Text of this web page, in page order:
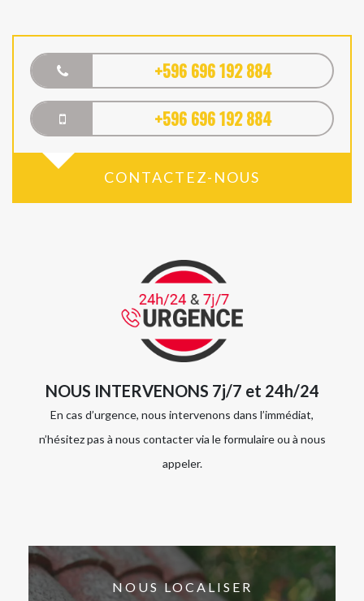
+596 696 192 884
+596 696 192 884
CONTACTEZ-NOUS
NOUS INTERVENONS 7j/7 et 24h/24
En cas d’urgence, nous intervenons dans l’immédiat,
n’hésitez pas à nous contacter via le formulaire ou à nous
appeler.
NOUS LOCALISER